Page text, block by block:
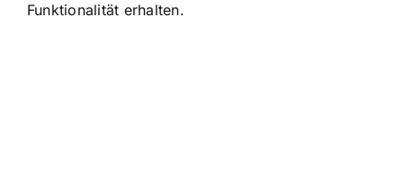
Funktionalität erhalten.